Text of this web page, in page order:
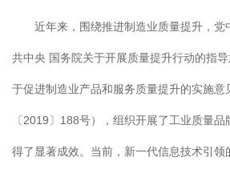
近年来，围绕推进制造业质量提升，党
共中央 国务院关于开展质量提升行动的指
于促进制造业产品和服务质量提升的实施意
〔2019〕188号），组织开展了工业质量
得了显著成效。当前，新一代信息技术引领